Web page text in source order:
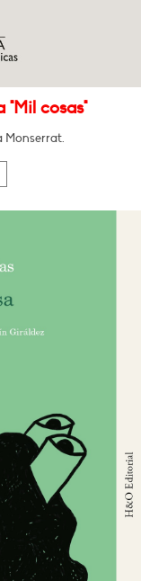
"Mil cosas"
Monserrat.